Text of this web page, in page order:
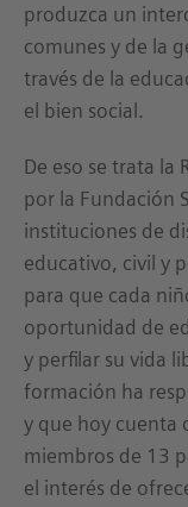
produzca un
comunes y de la
través de la
el bien social.
De eso se trata la
por la Fundación
instituciones de
educativo, civil y
para que cada
oportunidad de
y perfilar su vida
formación ha
y que hoy cuenta
miembros de 13
el interés de